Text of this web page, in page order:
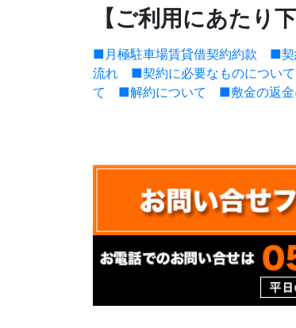
【ご利用にあたり
■月極駐車場賃貸借契約約款 ■契
流れ
■契約に必要なものについて
て
■解約について ■敷金の返金